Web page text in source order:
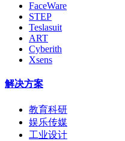
FaceWare
STEP
Teslasuit
ART
Cyberith
Xsens
解决方案
教育科研
娱乐传媒
工业设计